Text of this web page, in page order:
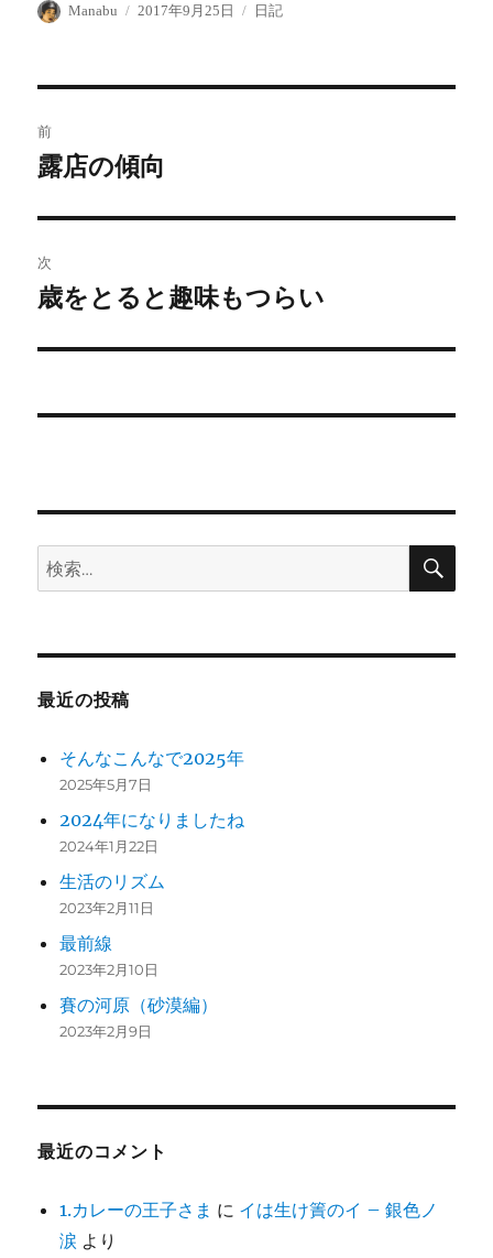
投
Manabu
投
2017年9月25日
カ
日記
稿
ビ
ゲ
ー
前
前
投
稿:
露店の傾向
次
次
投
歳をとると趣味もつらい
検
索:
検
最近の投稿
そんなこんなで2025年
2025年5月7日
2024年になりましたね
2024年1月22日
生活のリズム
2023年2月11日
最前線
2023年2月10日
賽の河原（砂漠編）
2023年2月9日
最近のコメント
1.カレーの王子さま に イは生け簀のイ – 銀色ノ
涙 より